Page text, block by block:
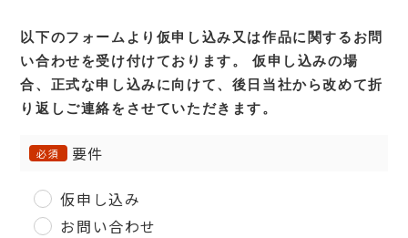
以下のフォームより仮申し込み又は作品に関するお問
い合わせを受け付けております。
仮申し込みの場
合、正式な申し込みに向けて、後日当社から改めて折
り返しご連絡をさせていただきます。
必須 要件
仮申し込み
お問い合わせ